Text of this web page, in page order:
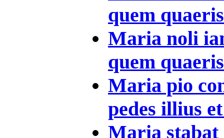
quem
Maria noli
quem
Maria pio
pedes illius
Maria stabat